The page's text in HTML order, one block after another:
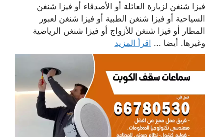
فيزا شنغن لزيارة العائلة أو الأصدقاء أو فيزا شنغن
السياحية أو فيزا شنغن الطبية أو فيزا شنغن لعبور
المطار أو فيزا شنغن للأزواج أو فيزا شنغن الرياضية
وغيرها. أيضا ... اقرأ المزيد